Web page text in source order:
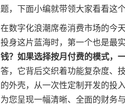
题，下面小编就带领大家看看这个
在数字化浪潮席卷消费市场的今
投身这片蓝海时，第一个也是最
钱？如果选择按月付费的模式，
答，它背后交织着功能复杂度、
的外壳，从一次性定制开发的投
为您呈现一幅清晰、全面的财务